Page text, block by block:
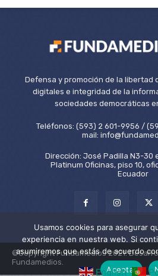
Defensa y promoción de la libertad
digitales e integridad de la
sociedades democráticas
Teléfonos: (593) 2 601-9956 /
mail:
Dirección: José Padilla N3-30
Platinum Oficinas, piso 10,
Ecuador
©Copyright Fundamedios 2021.
Fundamedios.
English
Usamos cookies para asegurar
experiencia en nuestra web. Si
asumiremos que estás de acuerdo
Aceptar